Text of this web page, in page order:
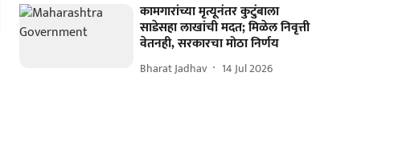
कामगारांच्या मृत्यूनंतर कुटुंबाला
साडेसहा लाखांची मदत; मिळेल निवृत्ती
वेतनही, सरकारचा मोठा निर्णय
Bharat Jadhav 14 Jul 2026